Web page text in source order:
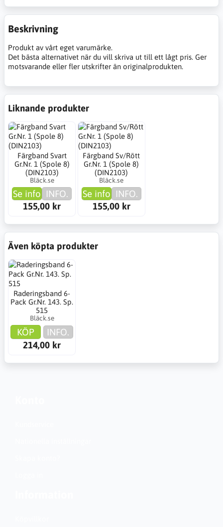
Beskrivning
Produkt av vårt eget varumärke.
Det bästa alternativet när du vill skriva ut till ett lågt pris. Ger
motsvarande eller fler utskrifter än originalprodukten.
Liknande produkter
Färgband Svart
Gr.Nr. 1 (Spole 8)
(DIN2103)
Bläck.se
Se info INFO.
155,00 kr
Färgband Sv/Rött
Gr.Nr. 1 (Spole 8)
(DIN2103)
Bläck.se
Se info INFO.
155,00 kr
Även köpta produkter
Raderingsband 6-
Pack Gr.Nr. 143. Sp.
515
Bläck.se
KÖP
INFO.
214,00 kr